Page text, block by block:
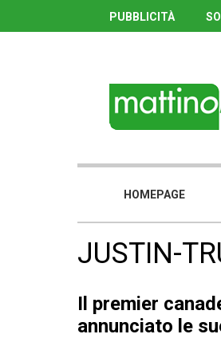
PUBBLICITÀ
HOMEPAGE
JUSTIN-
Il premier
annunciato le